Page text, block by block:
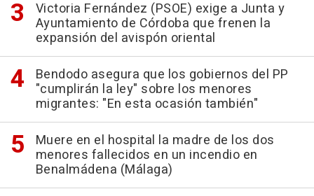
Victoria Fernández (PSOE) exige a Junta y
Ayuntamiento de Córdoba que frenen la
expansión del avispón oriental
Bendodo asegura que los gobiernos del PP
"cumplirán la ley" sobre los menores
migrantes: "En esta ocasión también"
Muere en el hospital la madre de los dos
menores fallecidos en un incendio en
Benalmádena (Málaga)